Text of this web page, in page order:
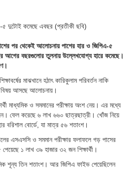
৫ দুটোই কমেছে এবছর (প্রতীকী ছবি)
পর থেকেই আলোচনায় পাশের হার ও জিপিএ-৫
আগের বছরগুলোর তুলনায় উল্লেখযোগ্য হারে কমেছে।
মাঝখানে হঠাৎ কারিকুলাম পরিবর্তন নাকি
বিষয় আসছে আলোচনায়।
মাধ্যমিক ও সমমানের পরীক্ষায় অংশ নেয়। এর মধ্যে
ফেল করেছে ৬ লাখ ৬৬০ ছাত্রছাত্রী। খোঁজ নিয়ে
বরিশাল বোর্ডে, যা মাত্র ৫৬ শতাংশ।
এসএসসি ও সমমান পরীক্ষার ফলাফলে গড় পাসের
১ লাখ ৩৯ হাজার ৩২ জন শিক্ষার্থী।
শূন্য তিন শতাংশ। আর জিপিএ ফাইভ পেয়েছিলেন